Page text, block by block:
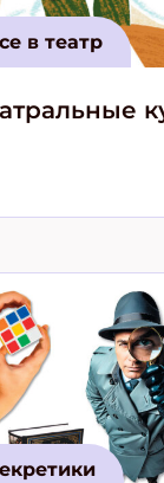
в театр